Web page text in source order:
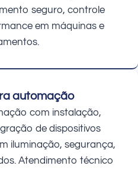
seguro, controle
em máquinas e
automação
com instalação,
de dispositivos
iluminação, segurança,
Atendimento técnico